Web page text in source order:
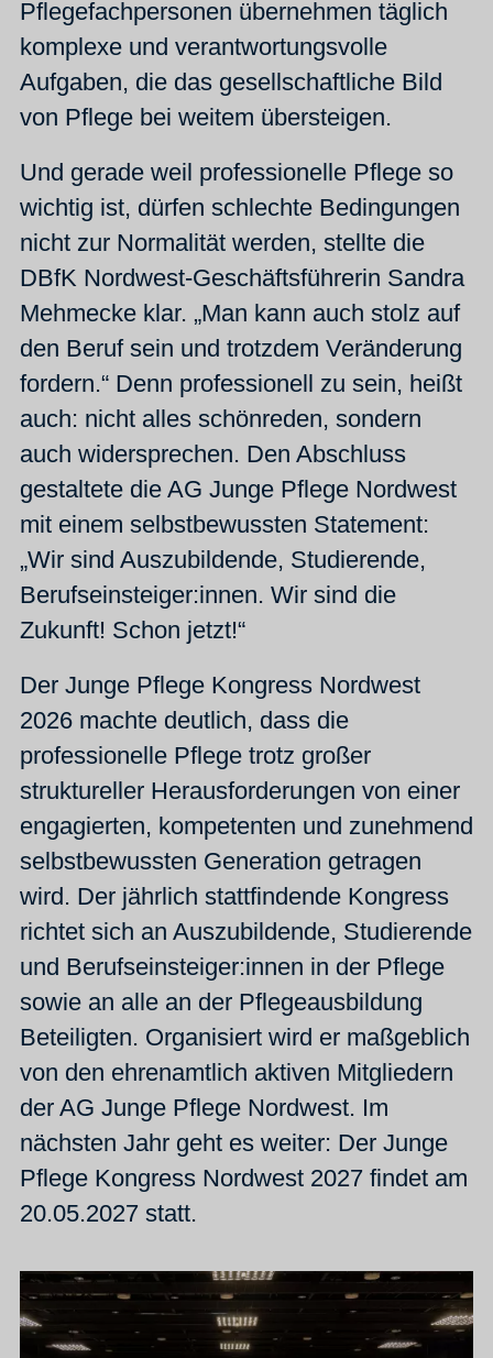
Pflegefachpersonen übernehmen täglich
komplexe und verantwortungsvolle
Aufgaben, die das gesellschaftliche Bild
von Pflege bei weitem übersteigen.
Und gerade weil professionelle Pflege so
wichtig ist, dürfen schlechte Bedingungen
nicht zur Normalität werden, stellte die
DBfK Nordwest-Geschäftsführerin Sandra
Mehmecke klar. „Man kann auch stolz auf
den Beruf sein und trotzdem Veränderung
fordern.“ Denn professionell zu sein, heißt
auch: nicht alles schönreden, sondern
auch widersprechen. Den Abschluss
gestaltete die AG Junge Pflege Nordwest
mit einem selbstbewussten Statement:
„Wir sind Auszubildende, Studierende,
Berufseinsteiger:innen. Wir sind die
Zukunft! Schon jetzt!“
Der Junge Pflege Kongress Nordwest
2026 machte deutlich, dass die
professionelle Pflege trotz großer
struktureller Herausforderungen von einer
engagierten, kompetenten und zunehmend
selbstbewussten Generation getragen
wird. Der jährlich stattfindende Kongress
richtet sich an Auszubildende, Studierende
und Berufseinsteiger:innen in der Pflege
sowie an alle an der Pflegeausbildung
Beteiligten. Organisiert wird er maßgeblich
von den ehrenamtlich aktiven Mitgliedern
der AG Junge Pflege Nordwest. Im
nächsten Jahr geht es weiter: Der Junge
Pflege Kongress Nordwest 2027 findet am
20.05.2027 statt.